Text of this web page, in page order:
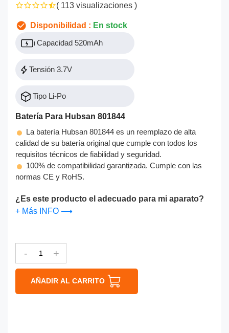
( 113 visualizaciones )
Disponibilidad : En stock
Capacidad 520mAh
Tensión 3.7V
Tipo Li-Po
Batería Para Hubsan 801844
La batería Hubsan 801844 es un reemplazo de alta
calidad de su batería original que cumple con todos los
requisitos técnicos de fiabilidad y seguridad.
100% de compatibilidad garantizada. Cumple con las
normas CE y RoHS.
¿Es este producto el adecuado para mi aparato?
+ Más INFO ⟶
- +
AÑADIR AL CARRITO